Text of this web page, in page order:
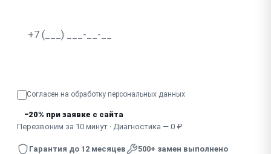
Экстренное отключение с запахом гари
Согласен на обработку персональных данных
−20% при заявке с сайта
Перезвоним за 10 минут · Диагностика — 0 ₽
Гарантия до 12 месяцев
500+ замен выполнено